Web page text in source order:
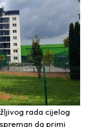
rada cijelog
da primi